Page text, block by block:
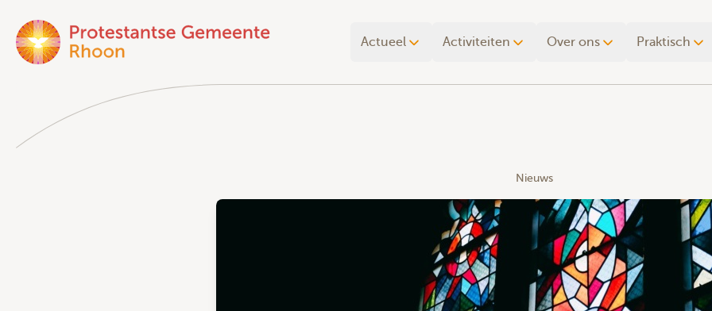
Actueel Activiteiten Over ons Praktisch
Nieuws